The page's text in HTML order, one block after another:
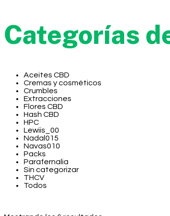
Categorías
Aceites CBD
Cremas y cosméticos
Crumbles
Extracciones
Flores CBD
Hash CBD
HPC
Lewiis_00
Nadal015
Navas010
Packs
Parafernalia
Sin categorizar
THCV
Todos